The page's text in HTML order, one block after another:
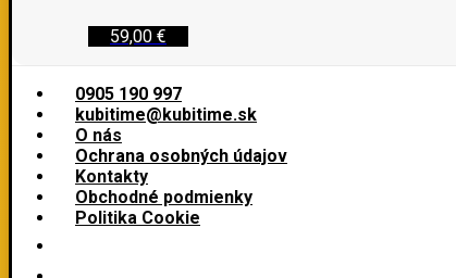
59,00 €
0905 190 997
kubitime@kubitime.sk
O nás
Ochrana osobných údajov
Kontakty
Obchodné podmienky
Politika Cookie